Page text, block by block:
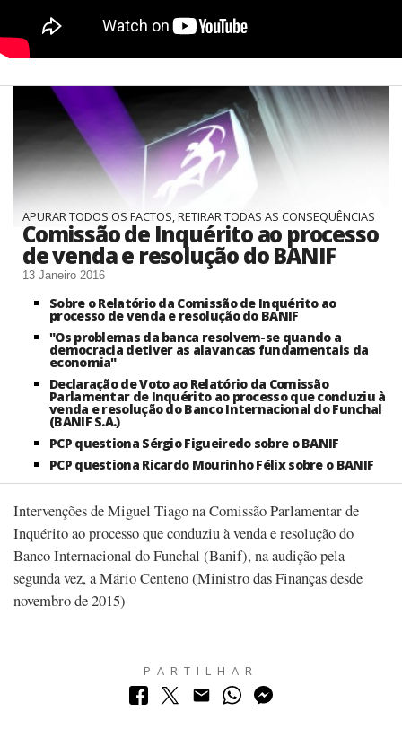
APURAR TODOS OS FACTOS, RETIRAR TODAS AS CONSEQUÊNCIAS
Comissão de Inquérito ao processo
de venda e resolução do BANIF
13 Janeiro 2016
Sobre o Relatório da Comissão de Inquérito ao
processo de venda e resolução do BANIF
"Os problemas da banca resolvem-se quando a
democracia detiver as alavancas fundamentais da
economia"
Declaração de Voto ao Relatório da Comissão
Parlamentar de Inquérito ao processo que conduziu à
venda e resolução do Banco Internacional do Funchal
(BANIF S.A.)
PCP questiona Sérgio Figueiredo sobre o BANIF
PCP questiona Ricardo Mourinho Félix sobre o BANIF
Intervenções de Miguel Tiago na Comissão Parlamentar de
Inquérito ao processo que conduziu à venda e resolução do
Banco Internacional do Funchal (Banif), na audição pela
segunda vez, a Mário Centeno (Ministro das Finanças desde
novembro de 2015)
PARTILHAR